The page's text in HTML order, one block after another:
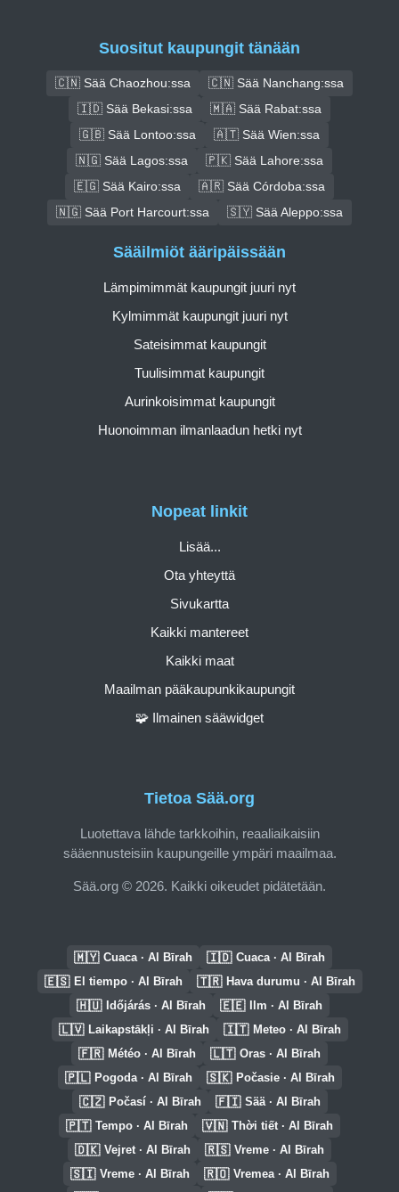
Suositut kaupungit tänään
🇨🇳 Sää Chaozhou:ssa
🇨🇳 Sää Nanchang:ssa
🇮🇩 Sää Bekasi:ssa
🇲🇦 Sää Rabat:ssa
🇬🇧 Sää Lontoo:ssa
🇦🇹 Sää Wien:ssa
🇳🇬 Sää Lagos:ssa
🇵🇰 Sää Lahore:ssa
🇪🇬 Sää Kairo:ssa
🇦🇷 Sää Córdoba:ssa
🇳🇬 Sää Port Harcourt:ssa
🇸🇾 Sää Aleppo:ssa
Tietoa Sää.org
Luotettava lähde tarkkoihin, reaaliaikaisiin
sääennusteisiin kaupungeille ympäri maailmaa.
Sää.org © 2026. Kaikki oikeudet pidätetään.
Nopeat linkit
Lisää...
Ota yhteyttä
Sivukartta
Kaikki mantereet
Kaikki maat
Maailman pääkaupunkikaupungit
🧩 Ilmainen sääwidget
Sääilmiöt ääripäissään
Lämpimimmät kaupungit juuri nyt
Kylmimmät kaupungit juuri nyt
Sateisimmat kaupungit
Tuulisimmat kaupungit
Aurinkoisimmat kaupungit
Huonoimman ilmanlaadun hetki nyt
🇲🇾 Cuaca · Al Bīrah 🇮🇩 Cuaca · Al Bīrah
🇪🇸 El tiempo · Al Bīrah 🇹🇷 Hava durumu · Al Bīrah
🇭🇺 Időjárás · Al Bīrah 🇪🇪 Ilm · Al Bīrah
🇱🇻 Laikapstākļi · Al Bīrah 🇮🇹 Meteo · Al Bīrah
🇫🇷 Météo · Al Bīrah 🇱🇹 Oras · Al Bīrah
🇵🇱 Pogoda · Al Bīrah 🇸🇰 Počasie · Al Bīrah
🇨🇿 Počasí · Al Bīrah 🇫🇮 Sää · Al Bīrah
🇵🇹 Tempo · Al Bīrah 🇻🇳 Thời tiết · Al Bīrah
🇩🇰 Vejret · Al Bīrah 🇷🇸 Vreme · Al Bīrah
🇸🇮 Vreme · Al Bīrah 🇷🇴 Vremea · Al Bīrah